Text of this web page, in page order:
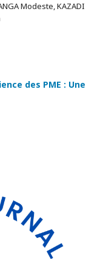
Modeste, KAZADI
des PME : Une